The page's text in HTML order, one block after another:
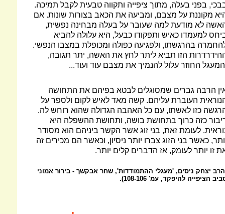
בפני בעלה, מתוך ציפייה ותקווה טבעית לקבל תמיכה.
מקוננת על מצבם, ומביעה את הכאב בצורות שונות. אם
לא מודעת למה שעובר על בעלה מבחינה נפשית,
למעמדו כאיש ותפקודו כבעל, היא עלולה להביא
בהרגשתו, ולפגיעה כפולה ומכופלת במצבו הנפשי.
הזו תביא ליתר לחץ את האשה, יתר תגובה,
החוזר עלול להנמיך את מצבם עוד ועוד...
הרבה גברים שמסוגלים לבטא בפיהם את התחושה
העוברת עליהם. קשה מאד לאיש לקום ולספר על
כזו לאשתו, עם כל האהבה הגדולה שהוא רוחש לה.
כזה כרוך בתחושת בושה, ותחושת ההשפלה היא
לעומת זאת, בני זוג אשר הקשר ביניהם הוא מסודר
כאשר בני הזוג צברו יותר ניסיון, וכאשר הם מכירים זה
זו יותר לעומק, אז הדברים קלים יותר.
יצחק ניסים, 'מעגלי ההתמודדות', שחר אבקשך - בירור אמוני
הציפייה להיפקד, עמ' 108-106).